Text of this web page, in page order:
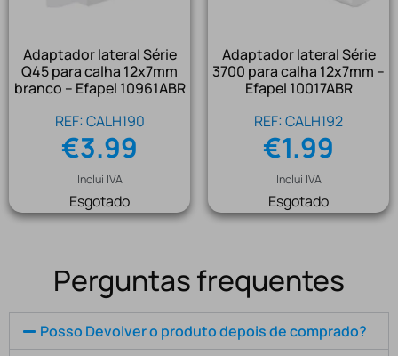
Adaptador lateral Série
Q45 para calha 12x7mm
branco – Efapel 10961ABR
REF: CALH190
€3.99
Inclui IVA
Esgotado
Adaptador lateral Série
3700 para calha 12x7mm –
Efapel 10017ABR
REF: CALH192
€1.99
Inclui IVA
Esgotado
Perguntas frequentes
Posso Devolver o produto depois de comprado?